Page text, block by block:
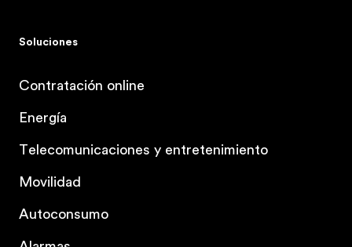
Soluciones
Contratación online
Energía
Telecomunicaciones y entretenimiento
Movilidad
Autoconsumo